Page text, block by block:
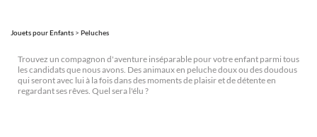
Jouets pour Enfants > Peluches
Trouvez un compagnon d'aventure inséparable pour votre enfant parmi tous
les candidats que nous avons. Des animaux en peluche doux ou des doudous
qui seront avec lui à la fois dans des moments de plaisir et de détente en
regardant ses rêves. Quel sera l'élu ?